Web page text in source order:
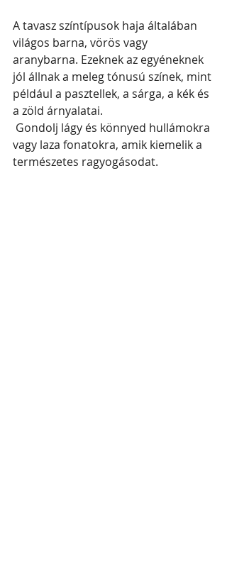
A tavasz színtípusok haja általában
világos barna, vörös vagy
aranybarna. Ezeknek az egyéneknek
jól állnak a meleg tónusú színek, mint
például a pasztellek, a sárga, a kék és
a zöld árnyalatai.
vagy laza fonatokra, amik kiemelik a
természetes ragyogásodat.